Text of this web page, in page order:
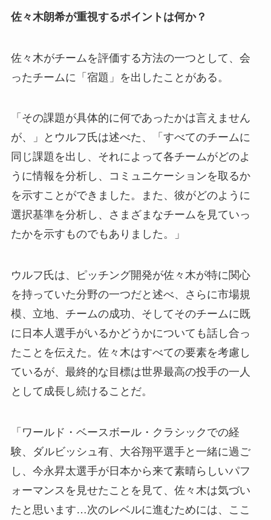
佐々木朗希が重視するポイントは何か？
佐々木がチームを評価する方法の一つとして、会
ったチームに「宿題」を出したことがある。
「その課題が具体的に何であったかは言えません
が、」とウルフ氏は述べた、「すべてのチームに
同じ課題を出し、それによって各チームがどのよ
うに情報を分析し、コミュニケーションを取るか
を示すことができました。また、彼がどのように
選択基準を分析し、さまざまなチームを見ていっ
たかを示すものでもありました。」
ウルフ氏は、ピッチング開発が佐々木が特に関心
を持っていた分野の一つだと述べ、さらに市場規
模、立地、チームの成功、そしてそのチームに既
に日本人選手がいるかどうかについても話し合っ
たことを伝えた。佐々木はすべての要素を考慮し
ているが、最終的な目標は世界最高の投手の一人
として成長し続けることだ。
「ワールド・ベースボール・クラシックでの経
験、ダルビッシュ有、大谷翔平選手と一緒に過ご
し、今永昇太選手が日本から来て素晴らしいパフ
ォーマンスを見せたことを見て、佐々木は気づい
たと思います…次のレベルに進むためには、ここ